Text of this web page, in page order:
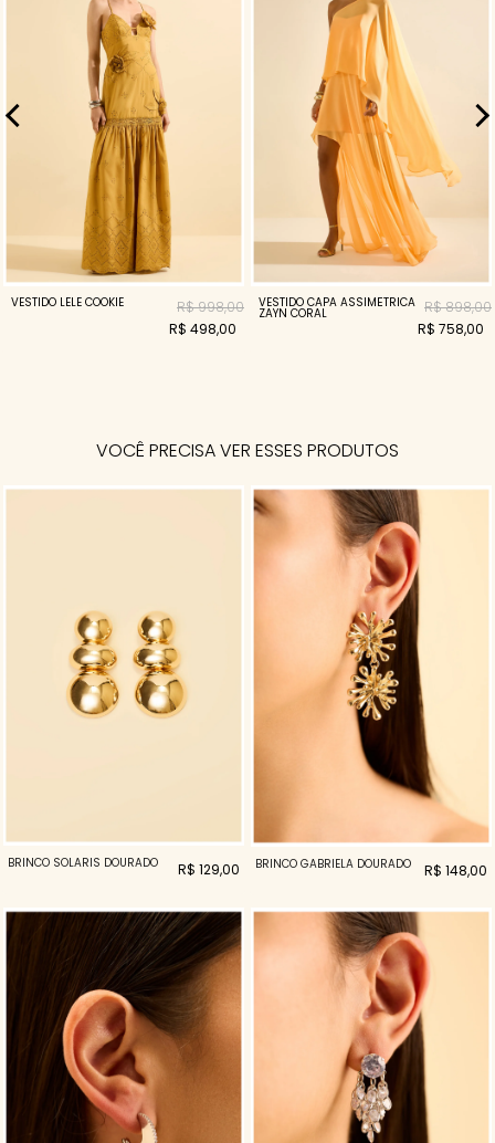
VESTIDO LELE COOKIE
R$ 998,00
R$ 498,00
VESTIDO CAPA ASSIMÉTRICA
ZAYN CORAL
R$ 898,00
R$ 758,00
VOCÊ PRECISA VER ESSES PRODUTOS
BRINCO SOLARIS DOURADO R$ 129,00 BRINCO GABRIELA DOURADO R$ 148,00